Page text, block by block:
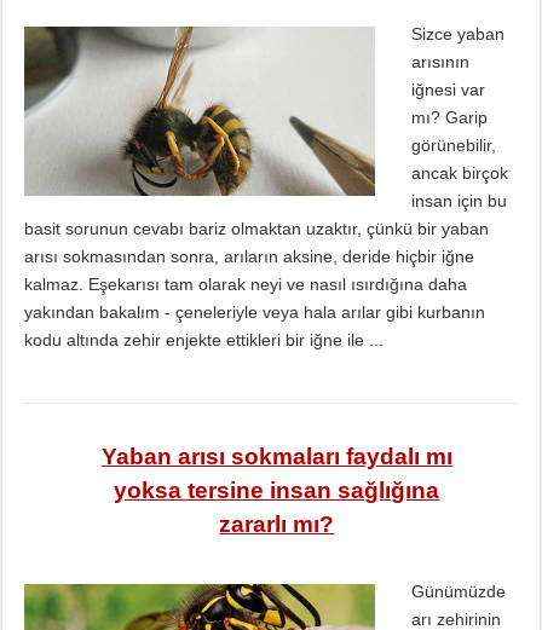
Sizce yaban
arısının
iğnesi var
mı? Garip
görünebilir,
ancak birçok
insan için bu
basit sorunun cevabı bariz olmaktan uzaktır, çünkü bir yaban
arısı sokmasından sonra, arıların aksine, deride hiçbir iğne
kalmaz. Eşekarısı tam olarak neyi ve nasıl ısırdığına daha
yakından bakalım - çeneleriyle veya hala arılar gibi kurbanın
kodu altında zehir enjekte ettikleri bir iğne ile ...
Yaban arısı sokmaları faydalı mı
yoksa tersine insan sağlığına
zararlı mı?
Günümüzde
arı zehirinin